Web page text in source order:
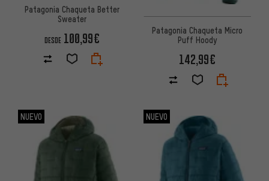
Patagonia Chaqueta Better
Sweater
DESDE 100,99€
Patagonia Chaqueta Micro
Puff Hoody
142,99€
NUEVO NUEVO